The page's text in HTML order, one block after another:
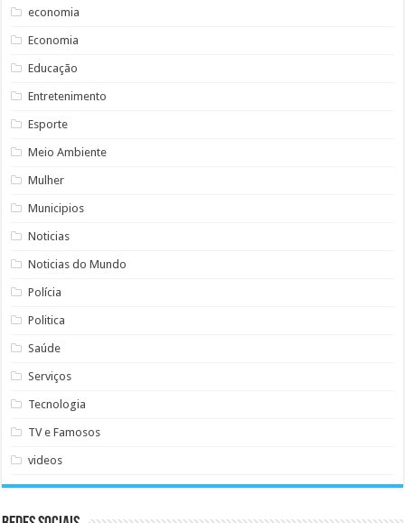
economia
Economia
Educação
Entretenimento
Esporte
Meio Ambiente
Mulher
Municipios
Noticias
Noticias do Mundo
Polícia
Politica
Saúde
Serviços
Tecnologia
TV e Famosos
videos